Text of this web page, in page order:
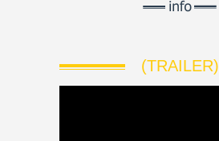
(TRAILER)